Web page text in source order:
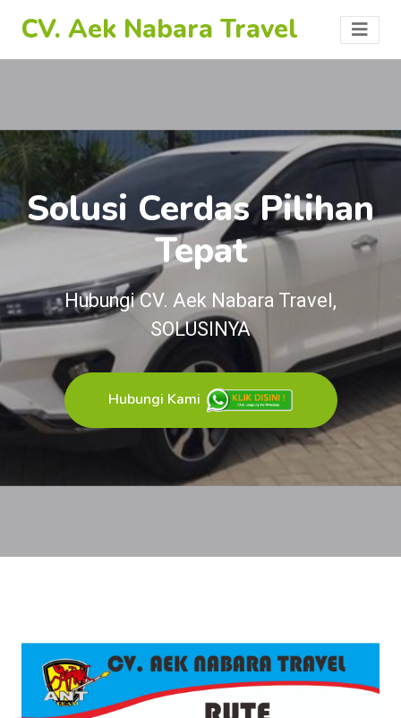
CV. Aek Nabara Travel
Solusi Cerdas Pilihan
Tepat
Hubungi CV. Aek Nabara Travel,
SOLUSINYA
Hubungi Kami